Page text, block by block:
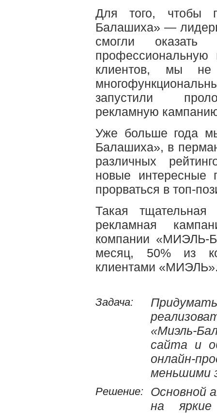
Для того, чтобы
Балашиха» —
смогли
клиентов, мы не
запустили
рекламную
Уже больше года
Балашиха», в
различных
новые интересные
прорваться в топ-
Такая
рекламная
компании «МИЭЛЬ-
месяц, 50% из
клиентами
Задача:
«Миэль-
сайта и
онлайн-
меньшими
Решение:
Основной
на